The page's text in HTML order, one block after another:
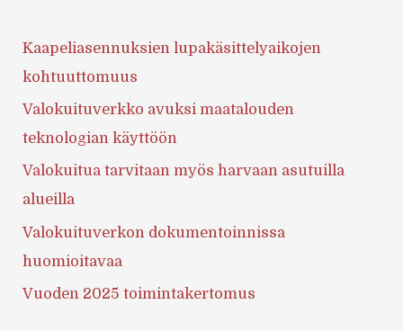
Kaapeliasennuksien lupakäsittelyaikojen
kohtuuttomuus
Valokuituverkko avuksi maatalouden
teknologian käyttöön
Valokuitua tarvitaan myös harvaan asutuilla
alueilla
Valokuituverkon dokumentoinnissa
huomioitavaa
Vuoden 2025 toimintakertomus